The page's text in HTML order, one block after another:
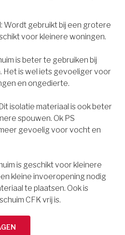
Wordt gebruikt bij een grotere
voor kleinere woningen.
is beter te gebruiken bij
Het is wel iets gevoeliger voor
en ongedierte.
isolatie materiaal is ook beter
spouwen. Ok PS
gevoelig voor vocht en
is geschikt voor kleinere
kleine invoeropening nodig
te plaatsen. Ook is
CFK vrij is.